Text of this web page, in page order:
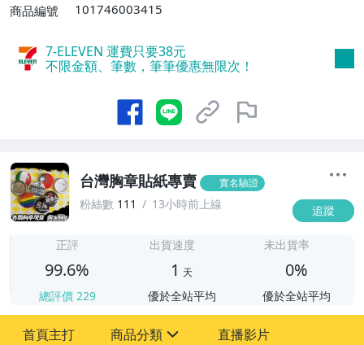
商品編號
101746003415
7-ELEVEN 運費只要38元
不限金額、筆數，筆筆優惠無限次！
台灣胸章貼紙專賣 實名驗證
粉絲數 111 13小時前上線 追蹤
正評
99.6%
總評價 229
出貨速度
1 天
優於全站平均
未出貨率
0%
優於全站平均
首頁主打 商品分類 直播影片